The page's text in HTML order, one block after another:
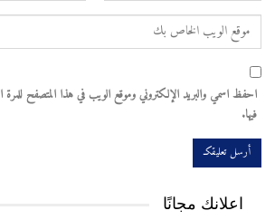
احفظ اسمي والبريد الإلكتروني وموقع الويب في هذا المتصفح للمرة
فيها.
اعلانك مجانًا